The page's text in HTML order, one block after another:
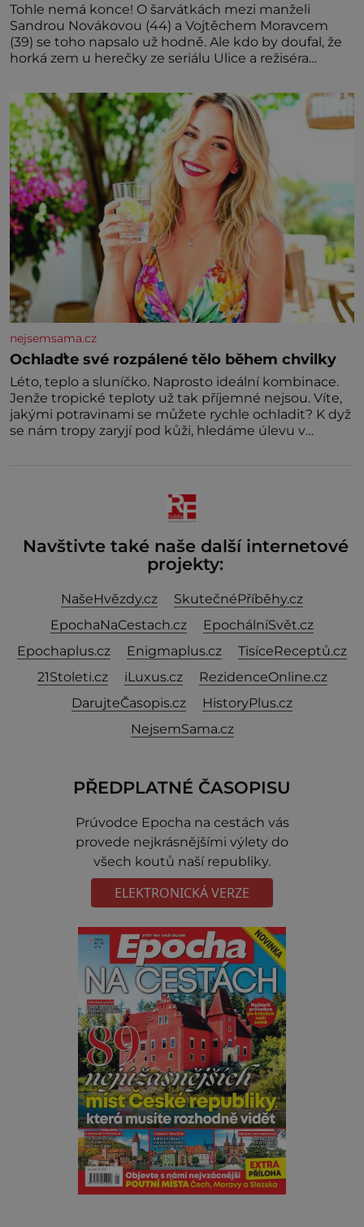
Tohle nemá konce! O šarvátkách mezi manželi
Sandrou Novákovou (44) a Vojtěchem Moravcem
(39) se toho napsalo už hodně. Ale kdo by doufal, že
horká zem u herečky ze seriálu Ulice a režiséra
nejsemsama.cz
Ochlaďte své rozpálené tělo během chvilky
Léto, teplo a sluníčko. Naprosto ideální kombinace.
Jenže tropické teploty už tak příjemné nejsou. Víte,
jakými potravinami se můžete rychle ochladit? K dyž
se nám tropy zaryjí pod kůži, hledáme úlevu v
Navštivte také naše další internetové
projekty:
NašeHvězdy.cz
SkutečnéPříběhy.cz
EpochaNaCestach.cz
EpochálníSvět.cz
Epochaplus.cz
Enigmaplus.cz
TisíceReceptů.cz
21Stoleti.cz
iLuxus.cz
RezidenceOnline.cz
DarujteČasopis.cz
HistoryPlus.cz
NejsemSama.cz
PŘEDPLATNÉ ČASOPISU
Prúvodce Epocha na cestách vás
provede nejkrásnějšími výlety do
všech koutů naší republiky.
ELEKTRONICKÁ VERZE